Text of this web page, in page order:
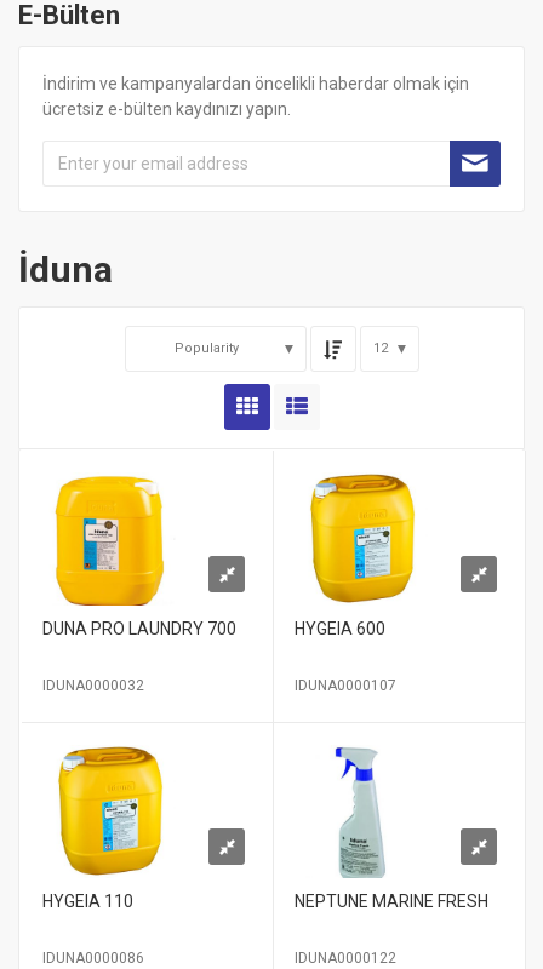
E-Bülten
İndirim ve kampanyalardan öncelikli haberdar olmak için
ücretsiz e-bülten kaydınızı yapın.
İduna
Popularity 12
DUNA PRO LAUNDRY 700
IDUNA0000032
HYGEIA 600
IDUNA0000107
HYGEIA 110
IDUNA0000086
NEPTUNE MARINE FRESH
IDUNA0000122